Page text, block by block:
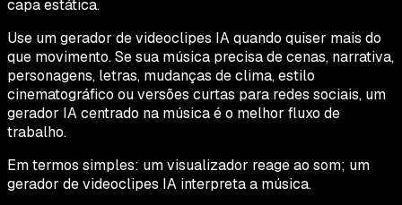
capa estática.
Use um gerador de videoclipes IA quando quiser mais do
que movimento. Se sua música precisa de cenas, narrativa,
personagens, letras, mudanças de clima, estilo
cinematográfico ou versões curtas para redes sociais, um
gerador IA centrado na música é o melhor fluxo de
trabalho.
Em termos simples: um visualizador reage ao som; um
gerador de videoclipes IA interpreta a música.